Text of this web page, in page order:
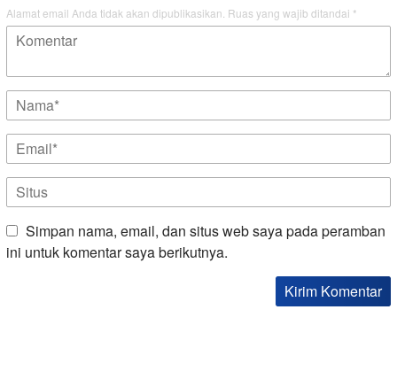
Alamat email Anda tidak akan dipublikasikan. Ruas yang wajib ditandai *
Simpan nama, email, dan situs web saya pada peramban
ini untuk komentar saya berikutnya.